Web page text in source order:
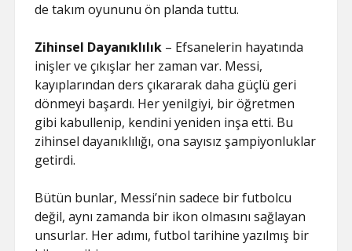
de takım oyununu ön planda tuttu.
Zihinsel Dayanıklılık – Efsanelerin hayatında
inişler ve çıkışlar her zaman var. Messi,
kayıplarından ders çıkararak daha güçlü geri
dönmeyi başardı. Her yenilgiyi, bir öğretmen
gibi kabullenip, kendini yeniden inşa etti. Bu
zihinsel dayanıklılığı, ona sayısız şampiyonluklar
getirdi.
Bütün bunlar, Messi’nin sadece bir futbolcu
değil, aynı zamanda bir ikon olmasını sağlayan
unsurlar. Her adımı, futbol tarihine yazılmış bir